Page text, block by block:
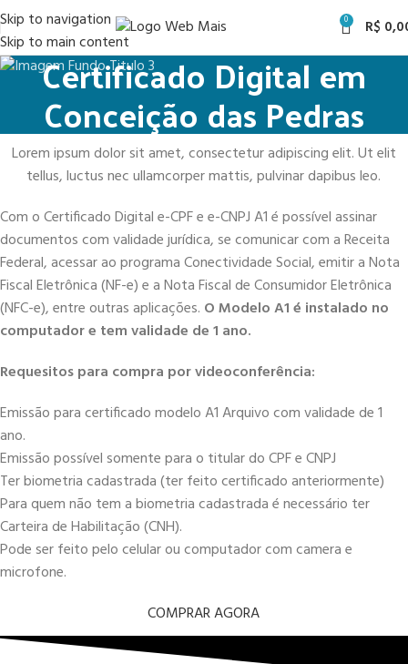
Skip to navigation
Skip to main content
0 R$
Certificado Digital em
Conceição das Pedras
Lorem ipsum dolor sit amet, consectetur adipiscing elit. Ut elit
tellus, luctus nec ullamcorper mattis, pulvinar dapibus leo.
Com o Certificado Digital e-CPF e e-CNPJ A1 é possível assinar
documentos com validade jurídica, se comunicar com a Receita
Federal, acessar ao programa Conectividade Social, emitir a Nota
Fiscal Eletrônica (NF-e) e a Nota Fiscal de Consumidor Eletrônica
(NFC-e), entre outras aplicações. O Modelo A1 é instalado no
computador e tem validade de 1 ano.
Requesitos para compra por videoconferência:
Emissão para certificado modelo A1 Arquivo com validade de 1
ano.
Emissão possível somente para o titular do CPF e CNPJ
Ter biometria cadastrada (ter feito certificado anteriormente)
Para quem não tem a biometria cadastrada é necessário ter
Carteira de Habilitação (CNH).
Pode ser feito pelo celular ou computador com camera e
microfone.
COMPRAR AGORA